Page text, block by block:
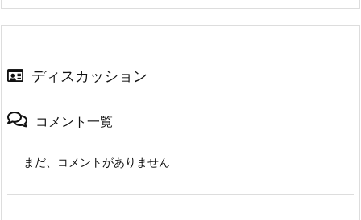
ディスカッション
コメント一覧
まだ、コメントがありません